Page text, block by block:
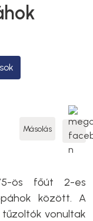
Másolás
ös főút 2-es
között. A
vonultak